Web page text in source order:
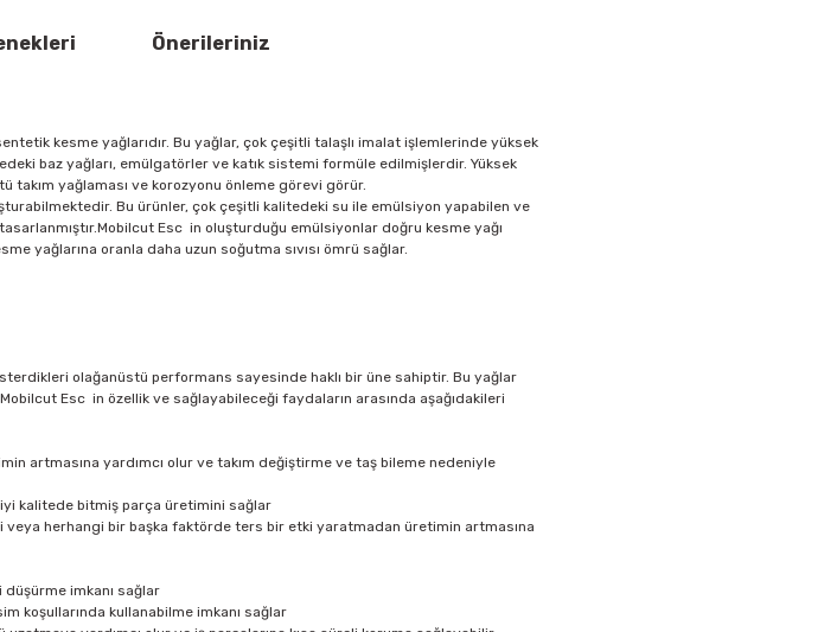
Önerileriniz
kesme yağlarıdır. Bu yağlar, çok çeşitli talaşlı imalat işlemlerinde yüksek
baz yağları, emülgatörler ve katık sistemi formüle edilmişlerdir. Yüksek
takım yağlaması ve korozyonu önleme görevi görür.
Bu ürünler, çok çeşitli kalitedeki su ile emülsiyon yapabilen ve
Esc in oluşturduğu emülsiyonlar doğru kesme yağı
yağlarına oranla daha uzun soğutma sıvısı ömrü sağlar.
olağanüstü performans sayesinde haklı bir üne sahiptir. Bu yağlar
Esc in özellik ve sağlayabileceği faydaların arasında aşağıdakileri
artmasına yardımcı olur ve takım değiştirme ve taş bileme nedeniyle
kalitede bitmiş parça üretimini sağlar
veya herhangi bir başka faktörde ters bir etki yaratmadan üretimin artmasına
imkanı sağlar
koşullarında kullanabilme imkanı sağlar